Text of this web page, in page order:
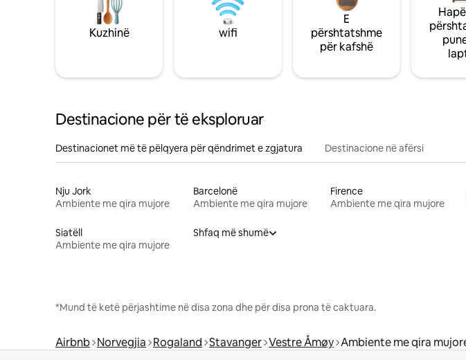
Kuzhinë wifi
E
përshtatshme
për kafshë
Destinacione për të eksploruar
Destinacionet më të pëlqyera për qëndrimet e zgjatura Destinacione në afërsi
Nju Jork
Ambiente me qira mujore
Barcelonë
Ambiente me qira mujore
Firence
Ambiente me qira mujore
Siatëll
Ambiente me qira mujore
Shfaq më shumë
*Mund të ketë përjashtime në disa zona dhe për disa prona të caktuara.
Airbnb Norvegjia Rogaland Stavanger Vestre Åmøy Ambiente me qira